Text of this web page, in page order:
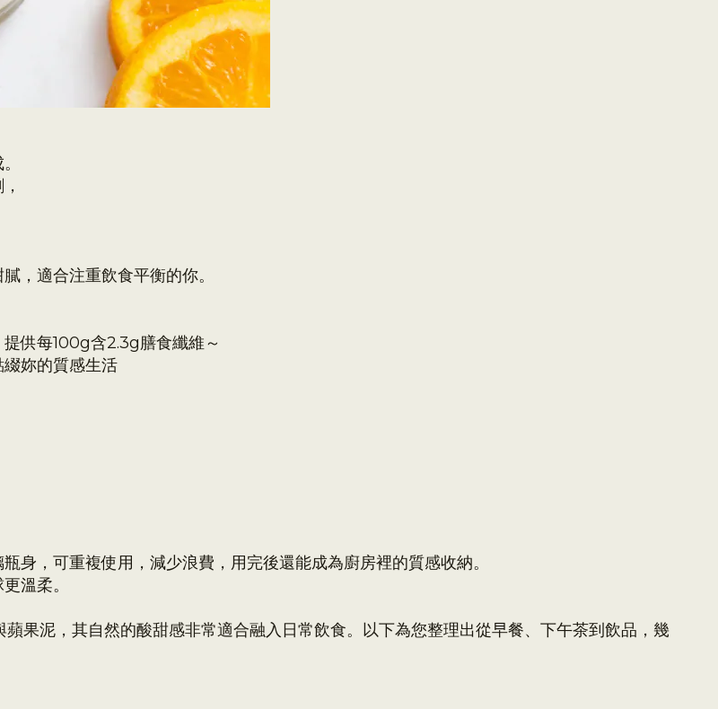
，適合注重飲食平衡的你。
提供每100g含2.3g膳食纖維～
妳的質感生活
身，可重複使用，減少浪費，用完後還能成為廚房裡的質感收納。
溫柔。
果泥，其自然的酸甜感非常適合融入日常飲食。以下為您整理出從早餐、下午茶到飲品，幾